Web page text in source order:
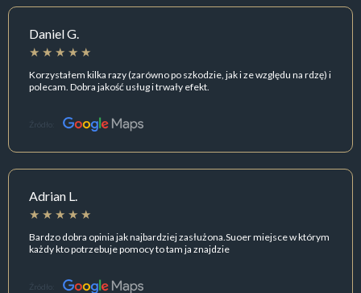
Daniel G.
Korzystałem kilka razy (zarówno po szkodzie, jak i ze względu na rdzę) i
polecam. Dobra jakość usług i trwały efekt.
Źródło:
Adrian L.
Bardzo dobra opinia jak najbardziej zasłużona.Suoer miejsce w którym
każdy kto potrzebuje pomocy to tam ja znajdzie
Źródło: